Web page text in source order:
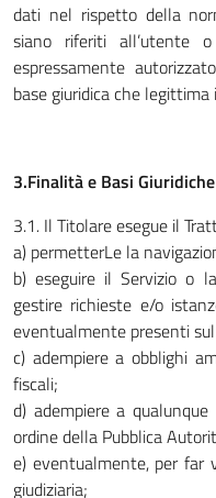
dati nel rispetto della
siano riferiti all’utente
espressamente
base giuridica che
3.Finalità e Basi
3.1. Il Titolare esegue il
a) permetterLe la
b) eseguire il Servizio o
gestire richieste e/o
eventualmente presenti
c) adempiere a obblighi
fiscali;
d) adempiere a
ordine della Pubblica
e) eventualmente, per far
giudiziaria;